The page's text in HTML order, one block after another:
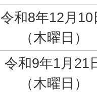
令和8年12月10
（木曜日）
令和9年1月21
（木曜日）